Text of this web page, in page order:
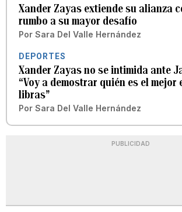
Xander Zayas extiende su alianza
rumbo a su mayor desafío
Por Sara Del Valle Hernández
DEPORTES
Xander Zayas no se intimida ante
“Voy a demostrar quién es el mejor
libras”
Por Sara Del Valle Hernández
PUBLICIDAD